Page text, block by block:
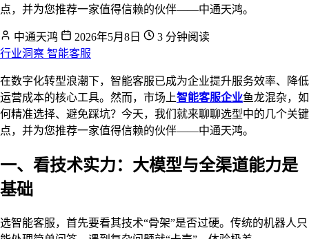
点，并为您推荐一家值得信赖的伙伴——中通天鸿。
中通天鸿 2026年5月8日
3 分钟阅读
行业洞察 智能客服
在数字化转型浪潮下，智能客服已成为企业提升服务效率、降低
运营成本的核心工具。然而，市场上智能客服企业鱼龙混杂，如
何精准选择、避免踩坑？今天，我们就来聊聊选型中的几个关键
点，并为您推荐一家值得信赖的伙伴——中通天鸿。
一、看技术实力：大模型与全渠道能力是
基础
选智能客服，首先要看其技术“骨架”是否过硬。传统的机器人只